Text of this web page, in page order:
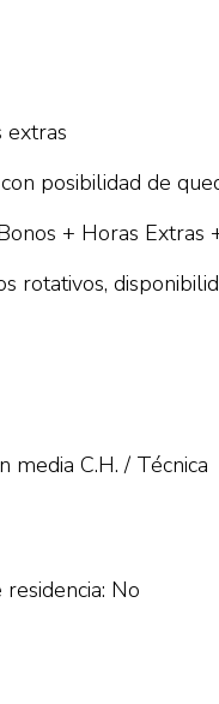
extras
posibilidad de
+ Horas Extras
rotativos,
media C.H. / Técnica
No